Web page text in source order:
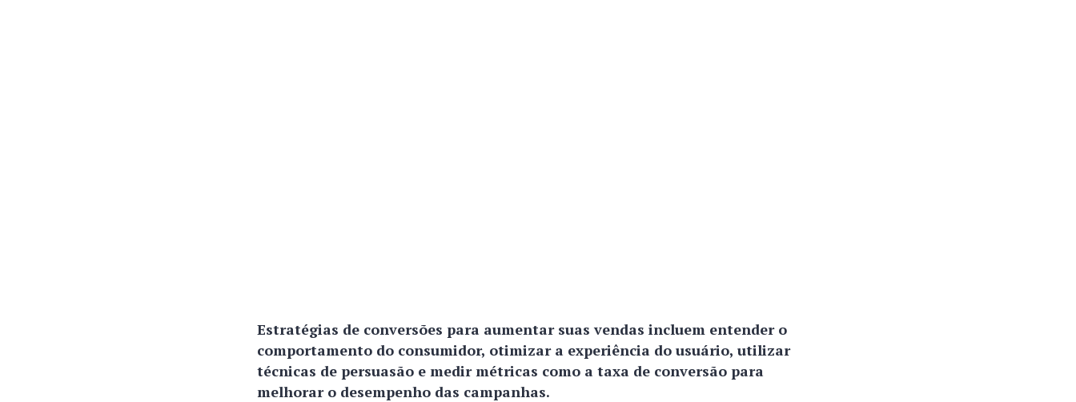
Estratégias de conversões para aumentar suas vendas incluem entender o
comportamento do consumidor, otimizar a experiência do usuário, utilizar
técnicas de persuasão e medir métricas como a taxa de conversão para
melhorar o desempenho das campanhas.